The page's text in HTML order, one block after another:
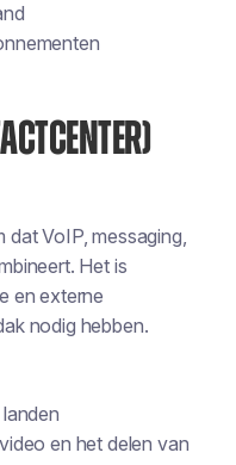
VoIP, messaging,
Het is
en externe
nodig hebben.
en het delen van